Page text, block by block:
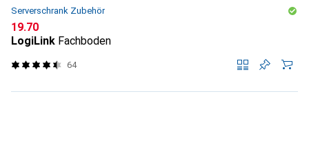
Serverschrank Zubehör
CHF
19.70
LogiLink Fachboden
64